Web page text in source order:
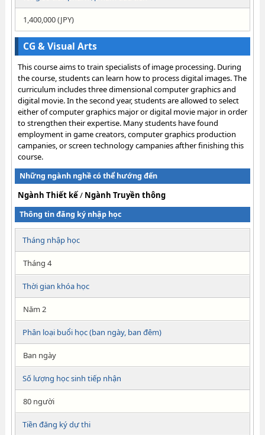
1,400,000 (JPY)
CG & Visual Arts
This course aims to train specialists of image processing. During
the course, students can learn how to process digital images. The
curriculum includes three dimensional computer graphics and
digital movie. In the second year, students are allowed to select
either of computer graphics major or digital movie major in order
to strengthen their expertise. Many students have found
employment in game creators, computer graphics production
campanies, or screen technology campanies afther finishing this
course.
Những ngành nghề có thể hướng đến
Ngành Thiết kế/ Ngành Truyền thông
Thông tin đăng ký nhập học
Tháng nhập học
Tháng 4
Thời gian khóa học
Năm 2
Phân loại buổi học (ban ngày, ban đêm)
Ban ngày
Số lượng học sinh tiếp nhận
80 người
Tiền đăng ký dự thi